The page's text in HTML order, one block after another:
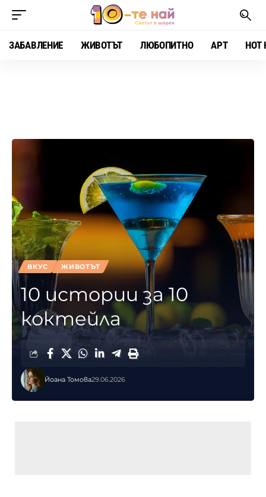
ЗАБАВЛЕНИЕ ЖИВОТЪТ ЛЮБОПИТНО АРТ HOT
ВКУС ЖИВОТЪТ
10 истории за 10
коктейла
Йоана Томова29.06.2026